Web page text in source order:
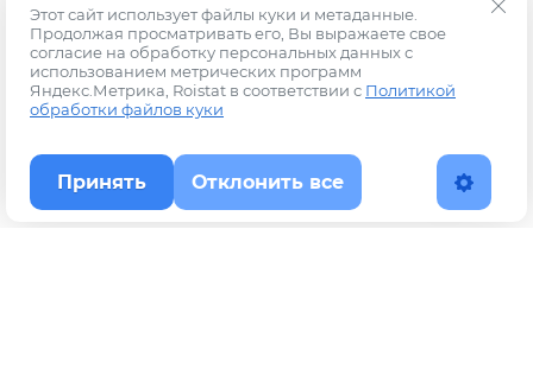
Этот сайт использует файлы куки и метаданные.
Продолжая просматривать его, Вы выражаете свое
согласие на обработку персональных данных с
использованием метрических программ
Яндекс.Метрика, Roistat в соответствии с Политикой
обработки файлов куки
Принять Отклонить все